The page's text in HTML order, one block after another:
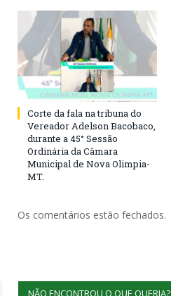
Corte da fala na tribuna do
Vereador Adelson Bacobaco,
durante a 45° Sessão
Ordinária da Câmara
Municipal de Nova Olimpia-
MT.
Os comentários estão fechados.
NÃO ENCONTROU O QUE QUERIA?